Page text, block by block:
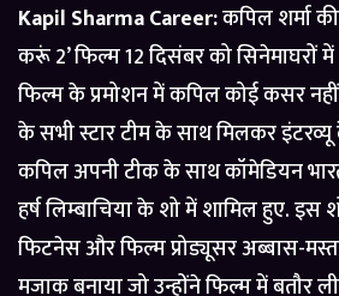
Kapil Sharma Career:कपिल शर्मा
करूं 2’ फिल्म 12 दिसंबर को सिनेमाघरों
फिल्म के प्रमोशन में कपिल कोई कसर
के सभी स्टार टीम के साथ मिलकर इंटरव्यू
कपिल अपनी टीक के साथ कॉमेडियन
हर्ष लिम्बाचिया के शो में शामिल हुए. इस
फिटनेस और फिल्म प्रोड्यूसर अब्बास-
मजाक बनाया जो उन्होंने फिल्म में बतौर